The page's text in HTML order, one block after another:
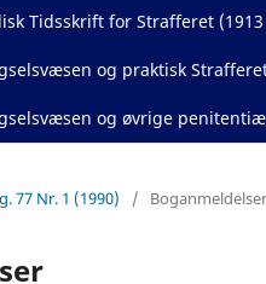
Tidsskrift for Strafferet (1913
og praktisk
og øvrige
77 Nr. 1 (1990) / Boganmeldelser